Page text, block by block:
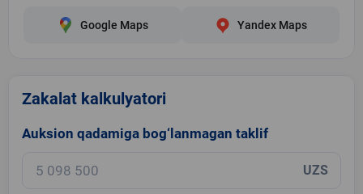
Google Maps Yandex Maps
Zakalat kalkulyatori
Auksion qadamiga bog‘lanmagan taklif
UZS